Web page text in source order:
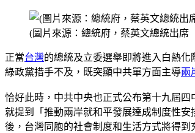
(圖片來源：總統府，蔡英文總統出席
正當台灣的總統及立委選舉即將進入白熱
綠政黨措手不及，既突顯中共單方面主導兩
恰好此時，中共中央也正式公布第十九屆
就提到「推動兩岸就和平發展達成制度性
後，台灣同胞的社會制度和生活方式將得